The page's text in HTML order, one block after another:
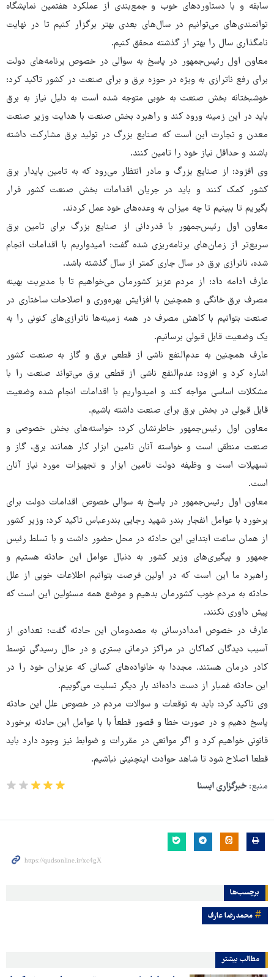
سابقه و با دستاوردهای خوب و جمع‌بندی از عملکرد هفتمین نمایشگاه
توانمندی‌های می‌توانیم در سال‌های بعدی بهتر برگزار کنیم تا در نهایت
نامگذاری سال را بهتر از گذشته محقق کنیم.
معاون اول رئیس‌جمهور در پاسخ به سوالی در خصوص برنامه‌های دولت
برای رفع ناترازی به ویژه در حوزه برق و برای صنعت در کشور تاکید کرد:
خوشبختانه بخش صنعت به خوبی متوجه شده است به دلیل نیاز به برق
باید در این زمینه ورود کند و راهبرد بخش صنعت با هدایت وزیر صنعت
معدن و تجارت این است که صنایع بزرگ در تولید برق مشارکت داشته
باشند و حداقل نیاز خود را تامین کنند.
وی افزود: از صنایع بزرگ و مادر انتظار می‌رود که به تامین پایدار برق
کشور کمک کنند و باید در جریان اقدامات بخش صنعت کشور قرار
بگیریم تا ببینیم تا چه میزان به وعده‌های خود عمل کردند.
معاون اول رئیس‌جمهور با قدردانی از صنایع بزرگ برای تامین برق
سریع‌تر از زمان‌های برنامه‌ریزی شده گفت: امیدواریم با اقدامات انجام
شده، ناترازی برق در سال جاری کمتر از سال گذشته باشد.
عارف ادامه داد: از مردم عزیز کشورمان می‌خواهیم تا با مدیریت بهینه
مصرف برق خانگی و همچنین با افزایش بهره‌وری و اصلاحات ساختاری در
صنعت بتوانیم با کاهش مصرف در همه زمینه‌ها ناترازی‌های کنونی را به
یک وضعیت قابل قبولی برسانیم.
عارف همچنین به عدم‌النفع ناشی از قطعی برق و گاز به صنعت کشور
اشاره کرد و افزود: عدم‌النفع ناشی از قطعی برق می‌تواند صنعت را با
مشکلات اساسی مواجه کند و امیدواریم با اقدامات انجام شده وضعیت
قابل قبولی در بخش برق برای صنعت داشته باشیم.
معاون اول رئیس‌جمهور خاطرنشان کرد: خواسته‌های بخش خصوصی و
صنعت منطقی است و خواسته آنان تامین ابزار کار همانند برق، گاز و
تسهیلات است و وظیفه دولت تامین ابزار و تجهیزات مورد نیاز آنان
است.
معاون اول رئیس‌جمهور در پاسخ به سوالی خصوص اقدامات دولت برای
برخورد با عوامل انفجار بندر شهید رجایی بندرعباس تاکید کرد: وزیر کشور
از همان ساعت ابتدایی این حادثه در محل حضور داشت و با تسلط رئیس
جمهور و پیگیری‌های وزیر کشور به دنبال عوامل این حادثه هستیم و
راهبرد ما این است که در اولین فرصت بتوانیم اطلاعات خوبی از علل
حادثه به مردم خوب کشورمان بدهیم و موضع همه مسئولین این است که
پیش داوری نکنند.
عارف در خصوص امدادرسانی به مصدومان این حادثه گفت: تعدادی از
آسیب دیدگان کماکان در مراکز درمانی بستری و در حال رسیدگی توسط
کادر درمان هستند. مجددا به خانواده‌های کسانی که عزیزان خود را در
این حادثه غمبار از دست داده‌اند بار دیگر تسلیت می‌گوییم.
وی تاکید کرد: باید به توقعات و سوالات مردم در خصوص علل این حادثه
پاسخ دهیم و در صورت خطا و قصور قطعاً با با عوامل این حادثه برخورد
قانونی خواهیم کرد و اگر موانعی در مقررات و ضوابط نیز وجود دارد باید
قطعا اصلاح شود تا شاهد حوادث اینچنینی نباشیم.
منبع: خبرگزاری ایسنا
برچسب‌ها
محمدرضا عارف
مطالب بیشتر